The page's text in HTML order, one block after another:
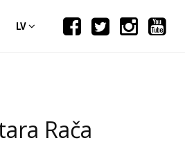
LV
Rača